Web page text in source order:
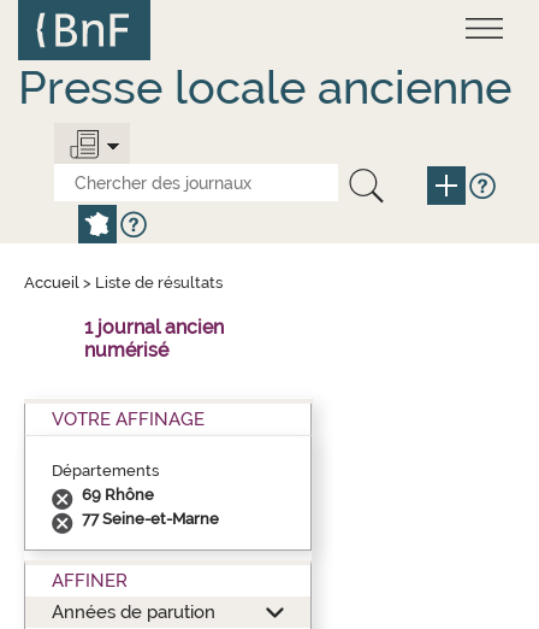
contenu
principal
Presse locale ancienne
Accueil > Liste de résultats
1 journal ancien
numérisé
VOTRE AFFINAGE
Départements
69 Rhône
77 Seine-et-Marne
AFFINER
Années de parution
Panneau de gestion des cookies